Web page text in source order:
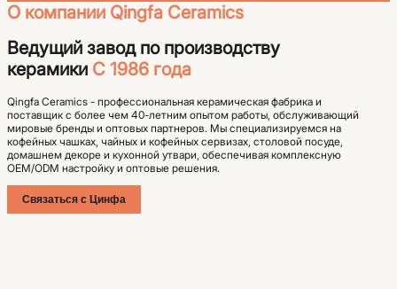
О компании Qingfa Ceramics
Ведущий завод по производству
керамики С 1986 года
Qingfa Ceramics - профессиональная керамическая фабрика и
поставщик с более чем 40-летним опытом работы, обслуживающий
мировые бренды и оптовых партнеров. Мы специализируемся на
кофейных чашках, чайных и кофейных сервизах, столовой посуде,
домашнем декоре и кухонной утвари, обеспечивая комплексную
OEM/ODM настройку и оптовые решения.
Связаться с Цинфа